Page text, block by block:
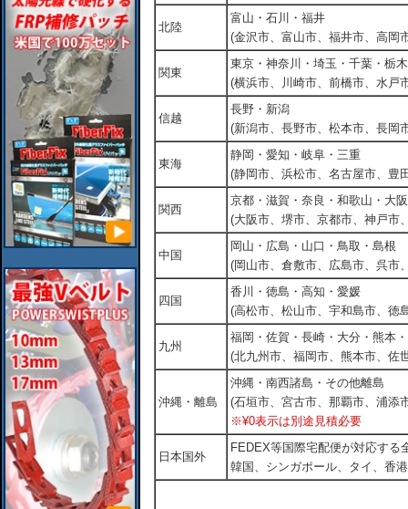
北陸
富山・石川・福井
(金沢市、富山市、福井市、高岡
関東
東京・神奈川・埼玉・千葉・栃
(横浜市、川崎市、前橋市、水戸
信越
長野・新潟
(新潟市、長野市、松本市、長岡
東海
静岡・愛知・岐阜・三重
(静岡市、浜松市、名古屋市、豊
関西
京都・滋賀・奈良・和歌山・大
(大阪市、堺市、京都市、神戸市
中国
岡山・広島・山口・鳥取・島根
(岡山市、倉敷市、広島市、呉市
四国
香川・徳島・高知・愛媛
(高松市、松山市、宇和島市、徳
九州
福岡・佐賀・長崎・大分・熊本
(北九州市、福岡市、熊本市、佐
沖縄・離島
沖縄・南西諸島・その他離島
(石垣市、宮古市、那覇市、浦添
※¥0表示は別途見積必要
日本国外
FEDEX等国際宅配便が対応す
韓国、シンガポール、タイ、香